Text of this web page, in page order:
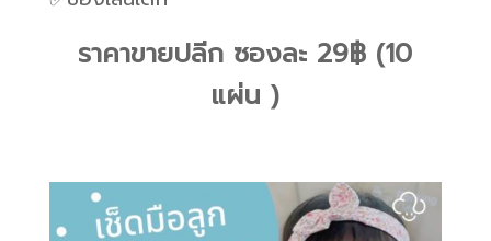
ราคาขายปลีก ซองละ 29฿ (10
แผ่น )